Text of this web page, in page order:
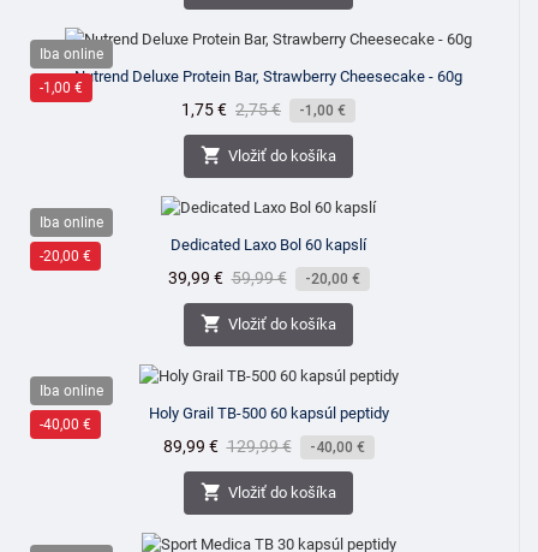
Iba online
-1,00 €
Nutrend Deluxe Protein Bar, Strawberry Cheesecake - 60g
Cena
1,75 € Bežná
cena
2,75 € -1,00 €
 Vložiť do košíka
Iba online
-20,00 €
Dedicated Laxo Bol 60 kapslí
Cena
39,99 € Bežná
cena
59,99 € -20,00 €
 Vložiť do košíka
Iba online
-40,00 €
Holy Grail TB-500 60 kapsúl peptidy
Cena
89,99 € Bežná
cena
129,99 € -40,00 €
 Vložiť do košíka